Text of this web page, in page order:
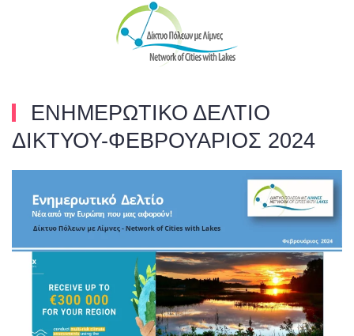
Skip to main content
ΕΝΗΜΕΡΩΤΙΚΟ ΔΕΛΤΙΟ
ΔΙΚΤΥΟΥ-ΦΕΒΡΟΥΑΡΙΟΣ 2024